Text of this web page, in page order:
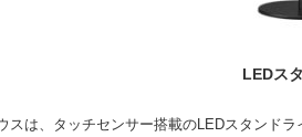
LEDス
スは、タッチセンサー搭載のLEDスタンド